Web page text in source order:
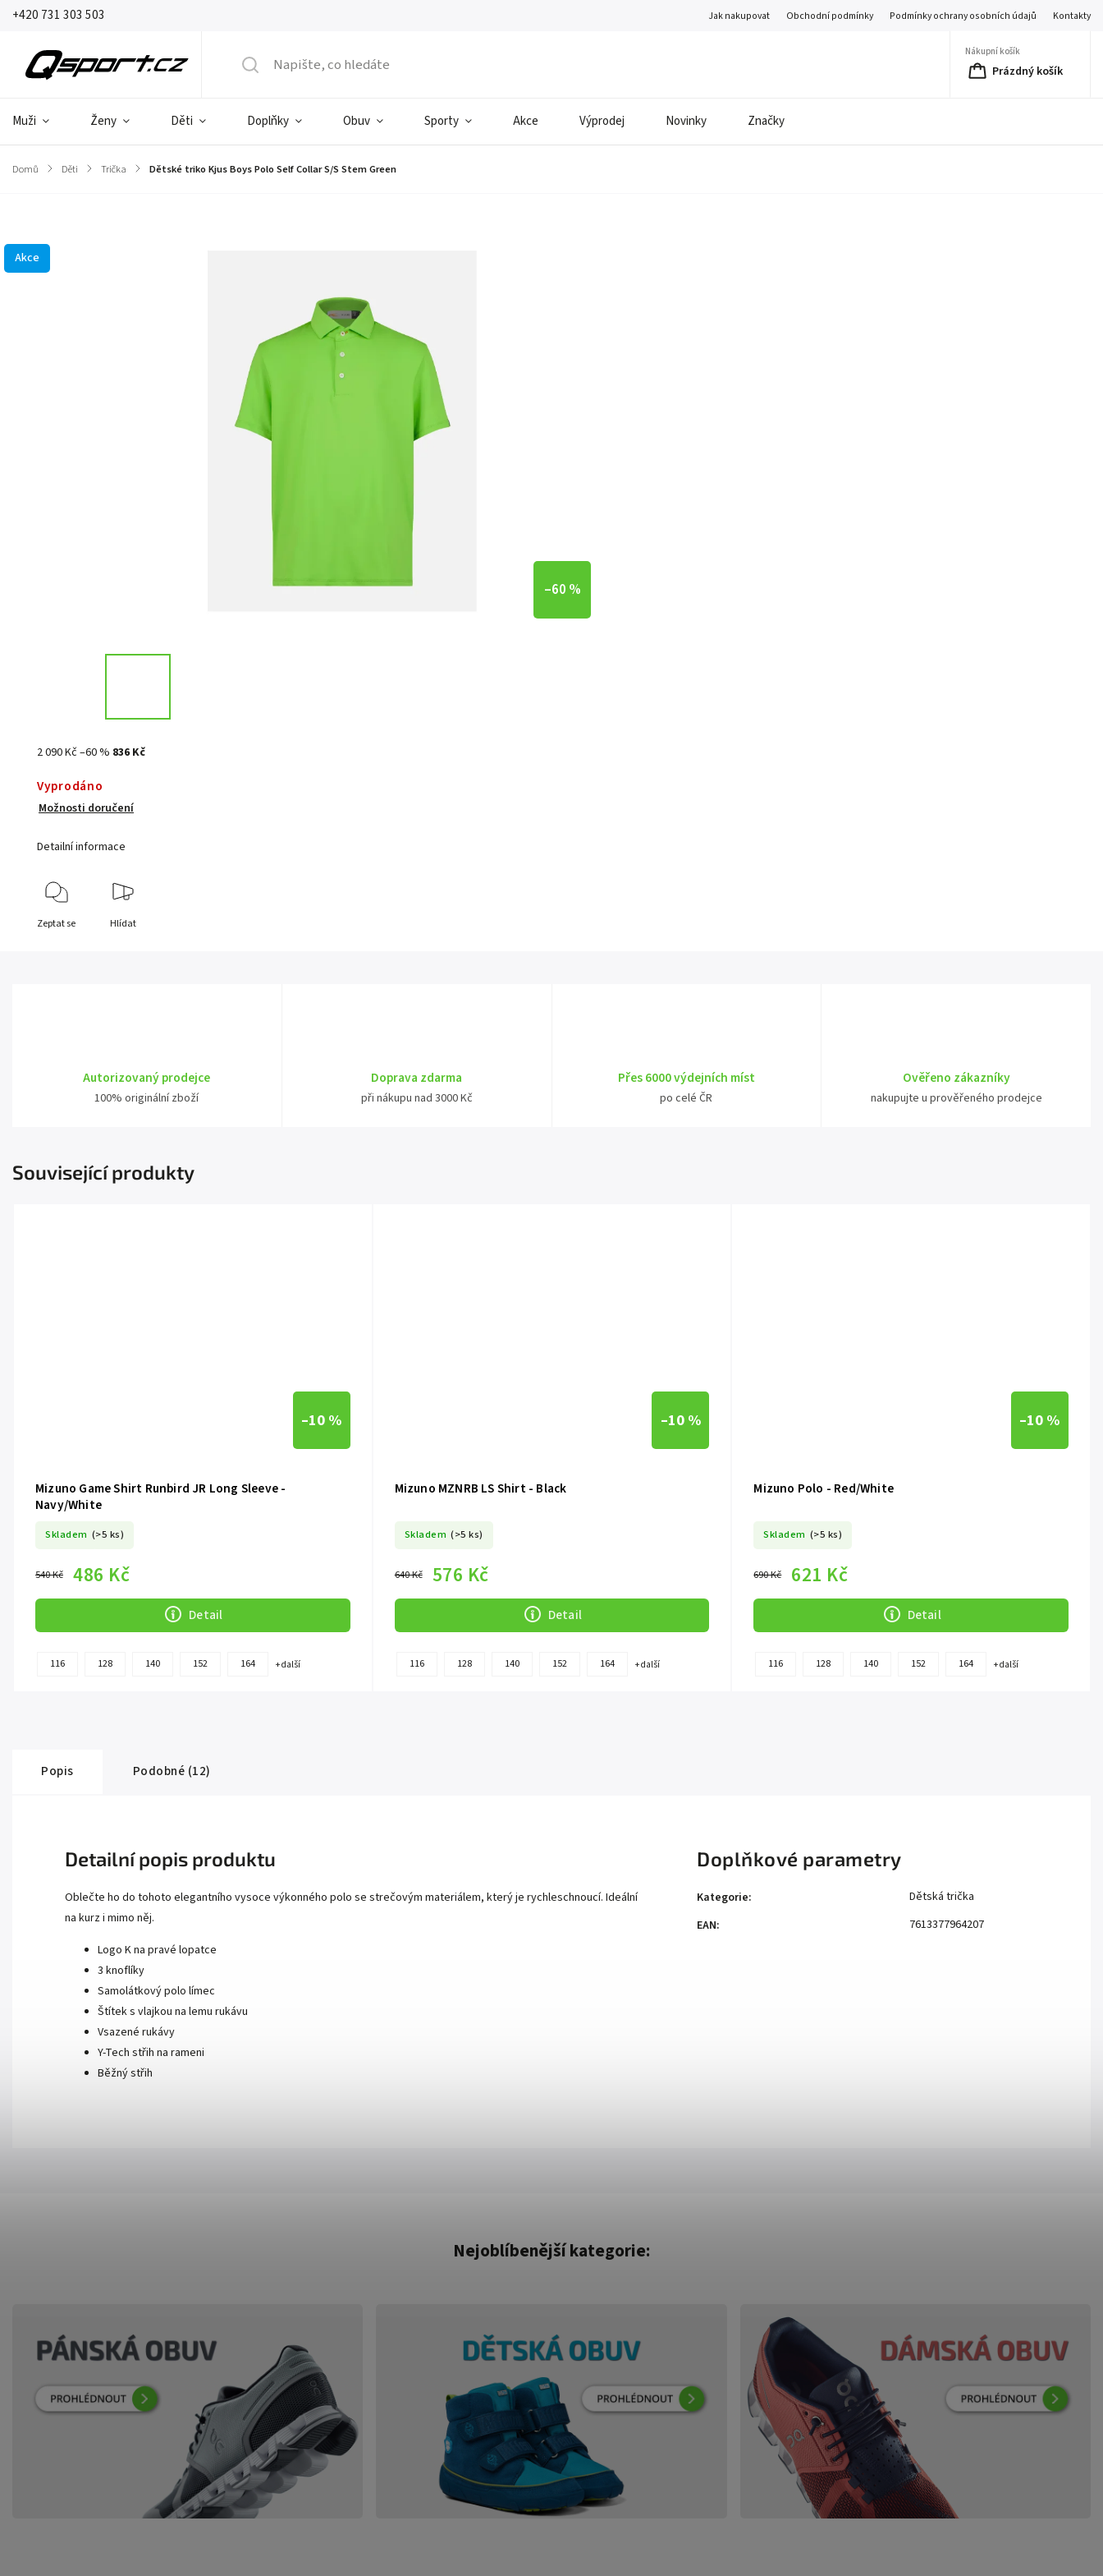
+420 731 303 503 Jak nakupovat Obchodní podmínky Podmínky ochrany osobních údajů Kontakty
Nákupní košík
Prázdný košík
Muži Ženy Děti Doplňky Obuv Sporty Akce Výprodej Novinky Značky
Domů / Děti / Trička / Dětské triko Kjus Boys Polo Self Collar S/S Stem Green
Akce
–60 %
2 090 Kč–60 % 836 Kč
Vyprodáno
Možnosti doručení
Detailní informace
Zeptat se Hlídat
Autorizovaný prodejce
100% originální zboží
Doprava zdarma
při nákupu nad 3000 Kč
Přes 6000 výdejních míst
po celé ČR
Ověřeno zákazníky
nakupujte u prověřeného prodejce
Související produkty
–10 %
Mizuno Game Shirt Runbird JR Long Sleeve -
Navy/White
Skladem (>5 ks)
540 Kč 486 Kč
Detail
116 128 140 152 164 + další
–10 %
Mizuno MZNRB LS Shirt - Black
Skladem (>5 ks)
640 Kč 576 Kč
Detail
116 128 140 152 164 + další
–10 %
Mizuno Polo - Red/White
Skladem (>5 ks)
690 Kč 621 Kč
Detail
116 128 140 152 164 + další
Popis Podobné (12)
Detailní popis produktu
Oblečte ho do tohoto elegantního vysoce výkonného polo se strečovým materiálem, který je rychleschnoucí. Ideální
na kurz i mimo něj.
Logo K na pravé lopatce
3 knoflíky
Samolátkový polo límec
Štítek s vlajkou na lemu rukávu
Vsazené rukávy
Y-Tech střih na rameni
Běžný střih
Doplňkové parametry
Kategorie:
Dětská trička
EAN: 7613377964207
Nejoblíbenější kategorie: